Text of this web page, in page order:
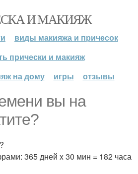
И МАКИЯЖ
виды макияжа и причесок
прически и макияж
на дому
игры отзывы
вы на
365 дней x 30 мин = 182 часа